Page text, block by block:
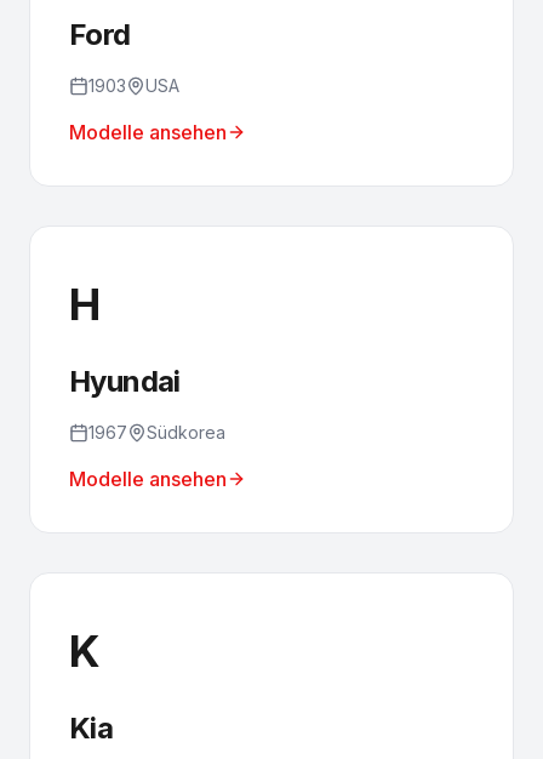
Ford
1903 USA
Modelle ansehen
H
Hyundai
1967 Südkorea
Modelle ansehen
K
Kia